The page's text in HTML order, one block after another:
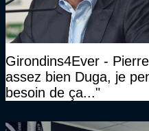
Girondins4Ever -
assez bien Duga, je
besoin de ça..."